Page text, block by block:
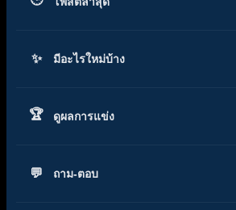
มีอะไรใหม่บ้าง
ดูผลการแข่ง
ถาม-ตอบ